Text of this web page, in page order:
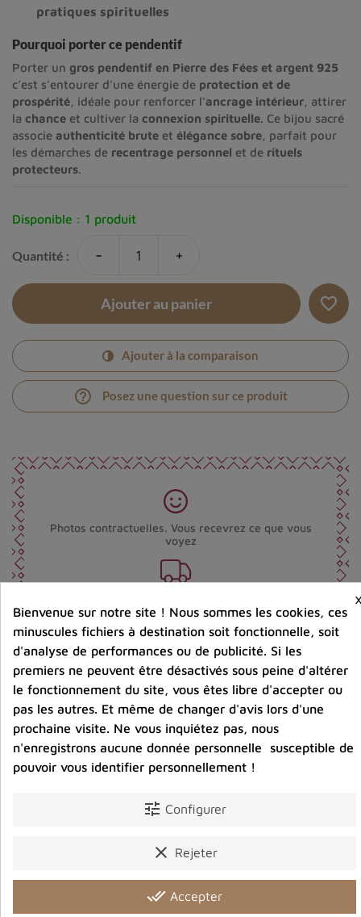
pratiques spirituelles
Pourquoi porter ce pendentif
Porter un gros pendentif en Pierre des Fées et argent 925
c’est s’entourer d’une énergie de protection et de
prospérité , idéale pour renforcer l’ancrage intérieur , attirer
la chance et cultiver la connexion spirituelle. Ce bijou sacré
associe authenticité brute et élégance sobre , parfait pour
les démarches de recentrage personnel et de rituels
protecteurs.
Disponible : 1 produit
Quantité : - +
Ajouter au panier favorite_border
Ajouter à la comparaison
help_outline Posez une question sur ce produit
Photos contractuelles. Vous recevrez ce que vous
voyez
100 € pour la Belgique
Entreprise éco-responsable.
Bijoux argent fabriqués sans émission de gaz
carbonique
Partager :
Avis clients
Bienvenue sur notre site ! Nous sommes les cookies, ces
minuscules fichiers à destination soit fonctionnelle, soit
d'analyse de performances ou de publicité. Si les
premiers ne peuvent être désactivés sous peine d'altérer
le fonctionnement du site, vous êtes libre d'accepter ou
pas les autres. Et même de changer d'avis lors d'une
prochaine visite. Ne vous inquiétez pas, nous
n'enregistrons aucune donnée personnelle susceptible de
pouvoir vous identifier personnellement !
tune Configurer
clear Rejeter
done_all Accepter